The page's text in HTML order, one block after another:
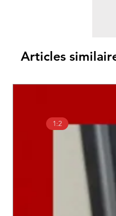
Articles
1:2